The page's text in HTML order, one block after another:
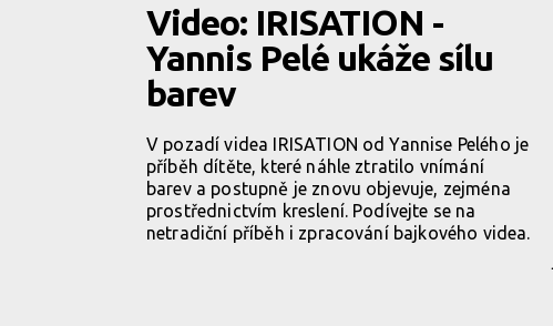
Video: IRISATION -
Yannis Pelé ukáže sílu
barev
V pozadí videa IRISATION od Yannise Pelého je
příběh dítěte, které náhle ztratilo vnímání
barev a postupně je znovu objevuje, zejména
prostřednictvím kreslení. Podívejte se na
netradiční příběh i zpracování bajkového videa.